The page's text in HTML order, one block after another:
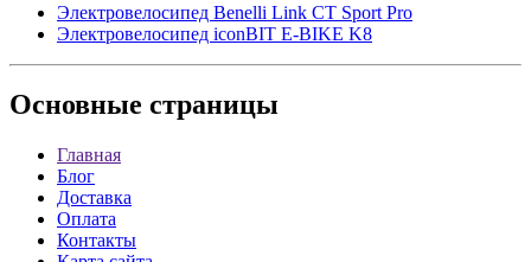
Электровелосипед Benelli Link CT Sport Pro
Электровелосипед iconBIT E-BIKE K8
Основные страницы
Главная
Блог
Доставка
Оплата
Контакты